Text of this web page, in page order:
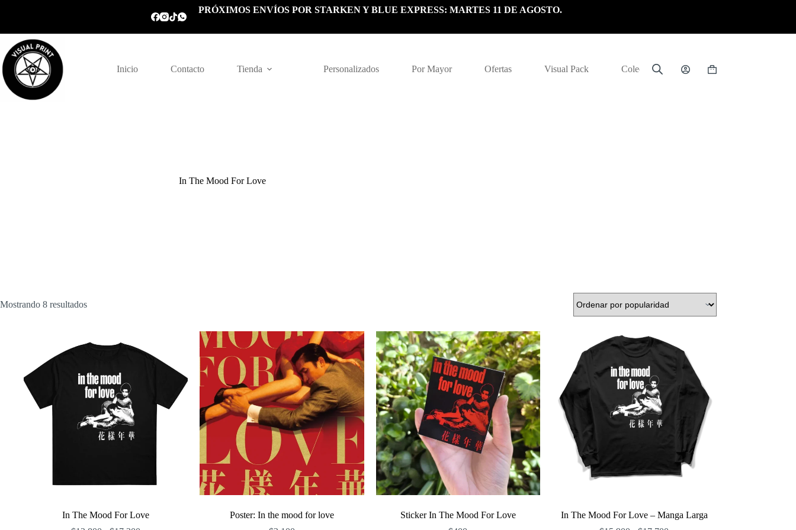
PRÓXIMOS ENVÍOS POR STARKEN Y BLUE EXPRESS: MARTES 11 DE AGOSTO.
Inicio Contacto Tienda Personalizados Por Mayor Ofertas Visual Pack Colección
Carrito
In The Mood For Love
Mostrando 8 resultadosOrdenado
In The Mood For Love
Poster: In the mood for love
Sticker In The Mood For Love
In The Mood For Love – Manga Larga